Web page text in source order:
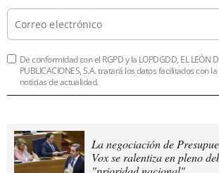
De conformidad con el RGPD y la LOPDGDD, EL LEÓN
PUBLICACIONES, S.A. tratará los datos facilitados con
noticias de actualidad.
La negociación de
Vox se ralentiza en pleno